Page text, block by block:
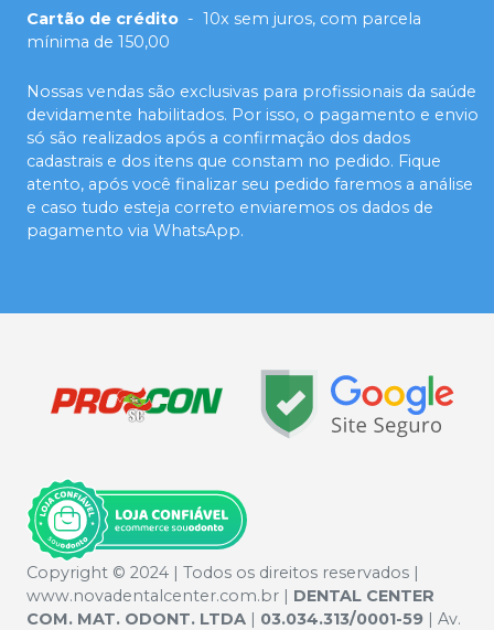
Cartão de crédito - 10x sem juros, com parcela
mínima de 150,00
Nossas vendas são exclusivas para profissionais da saúde
devidamente habilitados. Por isso, o pagamento e envio
só são realizados após a confirmação dos dados
cadastrais e dos itens que constam no pedido. Fique
atento, após você finalizar seu pedido faremos a análise
e caso tudo esteja correto enviaremos os dados de
pagamento via WhatsApp.
Copyright © 2024 | Todos os direitos reservados |
www.novadentalcenter.com.br | DENTAL CENTER
COM. MAT. ODONT. LTDA | 03.034.313/0001-59 | Av.